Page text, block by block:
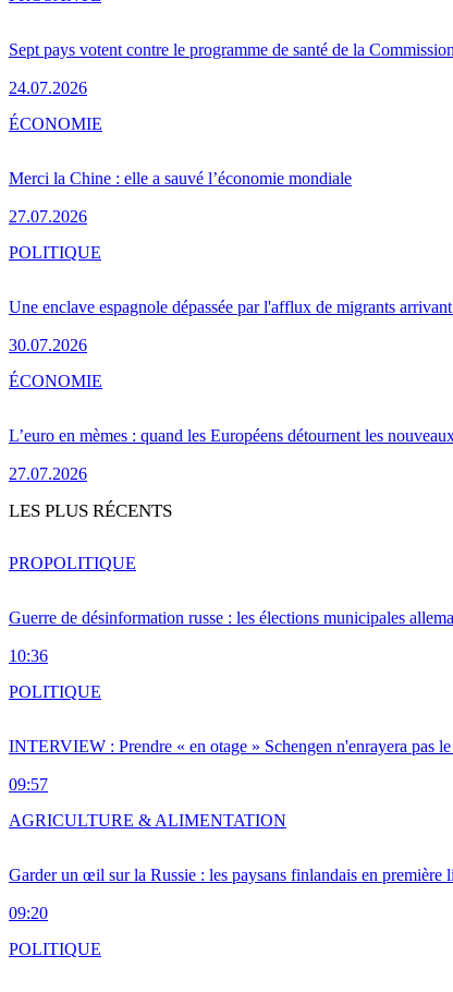
Sept pays votent contre le programme de santé de la
24.07.2026
Merci la Chine : elle a sauvé l’économie mondiale
27.07.2026
ÉCONOMIE
Une enclave espagnole dépassée par l'afflux de migrants
30.07.2026
POLITIQUE
L’euro en mèmes : quand les Européens détournent les
27.07.2026
ÉCONOMIE
LES PLUS RÉCENTS
Guerre de désinformation russe : les élections municipales
10:36
PROPOLITIQUE
INTERVIEW : Prendre « en otage » Schengen n'enrayera pas
09:57
POLITIQUE
Garder un œil sur la Russie : les paysans finlandais en première
09:20
AGRICULTURE & ALIMENTATION
POLITIQUE